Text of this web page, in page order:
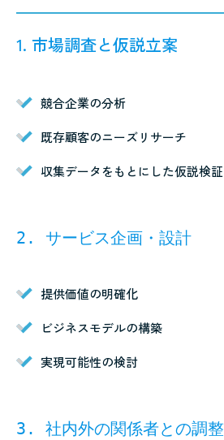
1. 市場調査と仮説立案
競合企業の分析
既存顧客のニーズリサーチ
収集データをもとにした仮説検証
2. サービス企画・設計
提供価値の明確化
ビジネスモデルの構築
実現可能性の検討
3. 社内外の関係者との調整